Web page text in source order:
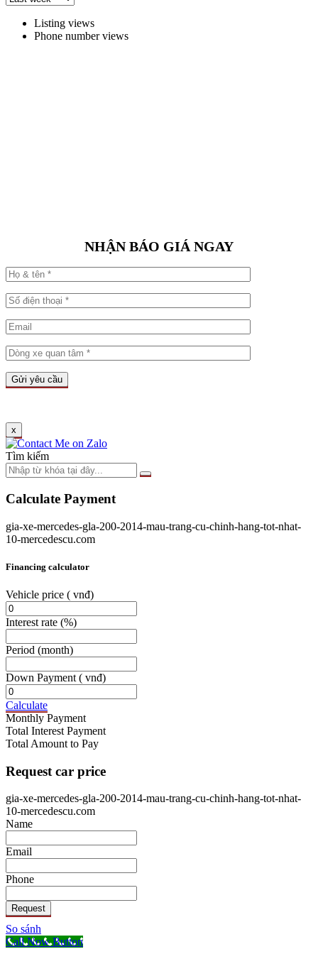
Listing views
Phone number views
NHẬN BÁO GIÁ NGAY
x
Tìm kiếm
Calculate Payment
gia-xe-mercedes-gla-200-2014-mau-trang-cu-chinh-hang-tot-nhat-
10-mercedescu.com
Financing calculator
Vehicle price ( vnđ)
Interest rate (%)
Period (month)
Down Payment ( vnđ)
Calculate
Monthly Payment
Total Interest Payment
Total Amount to Pay
Request car price
gia-xe-mercedes-gla-200-2014-mau-trang-cu-chinh-hang-tot-nhat-
10-mercedescu.com
Name
Email
Phone
Request
So sánh
Call Now Button